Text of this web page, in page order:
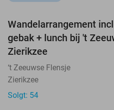
DAG
Wandelarrangement
gebak + lunch bij 't
Zierikzee
‘t Zeeuwse Flensje
Zierikzee
Solgt: 54